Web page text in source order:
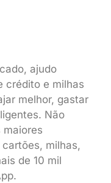
ajudo
crédito e milhas
melhor, gastar
Não
maiores
milhas,
de 10 mil